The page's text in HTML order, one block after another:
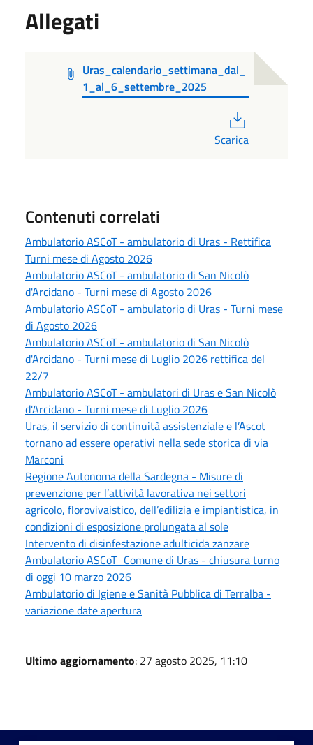
Allegati
Uras_calendario_settimana_dal_
1_al_6_settembre_2025
Scarica
Contenuti correlati
Ambulatorio ASCoT - ambulatorio di Uras - Rettifica
Turni mese di Agosto 2026
Ambulatorio ASCoT - ambulatorio di San Nicolò
d'Arcidano - Turni mese di Agosto 2026
Ambulatorio ASCoT - ambulatorio di Uras - Turni mese
di Agosto 2026
Ambulatorio ASCoT - ambulatorio di San Nicolò
d'Arcidano - Turni mese di Luglio 2026 rettifica del
22/7
Ambulatorio ASCoT - ambulatori di Uras e San Nicolò
d'Arcidano - Turni mese di Luglio 2026
Uras, il servizio di continuità assistenziale e l’Ascot
tornano ad essere operativi nella sede storica di via
Marconi
Regione Autonoma della Sardegna - Misure di
prevenzione per l’attività lavorativa nei settori
agricolo, florovivaistico, dell’edilizia e impiantistica, in
condizioni di esposizione prolungata al sole
Intervento di disinfestazione adulticida zanzare
Ambulatorio ASCoT_Comune di Uras - chiusura turno
di oggi 10 marzo 2026
Ambulatorio di Igiene e Sanità Pubblica di Terralba -
variazione date apertura
Ultimo aggiornamento: 27 agosto 2025, 11:10